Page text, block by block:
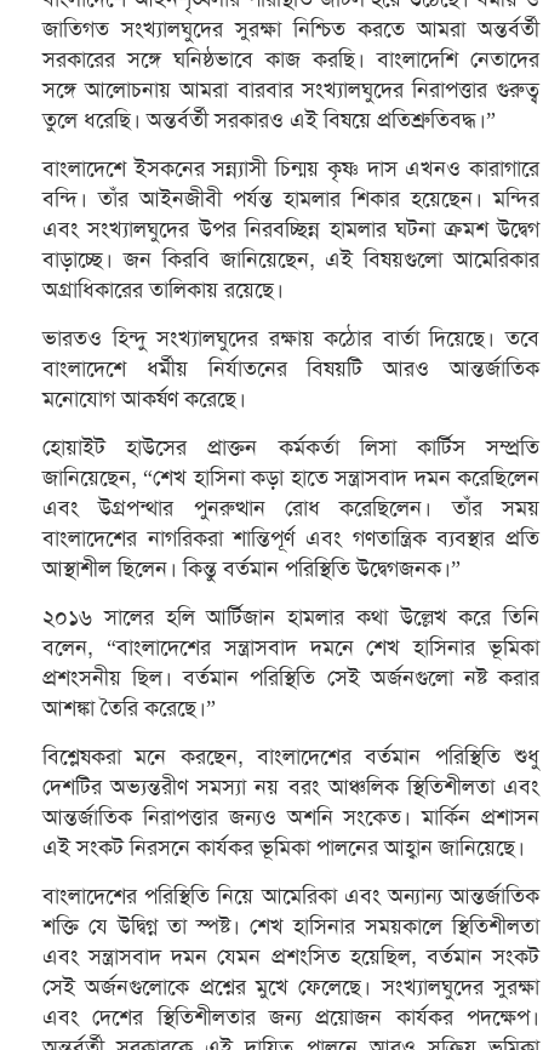
জাতিগত সংখ্যালঘুদের সুরক্ষা নিশ্চিত করতে আমরা অন্তর্বর্তী
সরকারের সঙ্গে ঘনিষ্ঠভাবে কাজ করছি। বাংলাদেশি নেতাদের
সঙ্গে আলোচনায় আমরা বারবার সংখ্যালঘুদের নিরাপত্তার গুরুত্ব
তুলে ধরেছি। অন্তর্বর্তী সরকারও এই বিষয়ে প্রতিশ্রুতিবদ্ধ।”
বাংলাদেশে ইসকনের সন্ন্যাসী চিন্ময় কৃষ্ণ দাস এখনও কারাগারে
বন্দি। তাঁর আইনজীবী পর্যন্ত হামলার শিকার হয়েছেন। মন্দির
এবং সংখ্যালঘুদের উপর নিরবচ্ছিন্ন হামলার ঘটনা ক্রমশ উদ্বেগ
বাড়াচ্ছে। জন কিরবি জানিয়েছেন, এই বিষয়গুলো আমেরিকার
অগ্রাধিকারের তালিকায় রয়েছে।
ভারতও হিন্দু সংখ্যালঘুদের রক্ষায় কঠোর বার্তা দিয়েছে। তবে
বাংলাদেশে ধর্মীয় নির্যাতনের বিষয়টি আরও আন্তর্জাতিক
মনোযোগ আকর্ষণ করেছে।
হোয়াইট হাউসের প্রাক্তন কর্মকর্তা লিসা কার্টিস সম্প্রতি
জানিয়েছেন, “শেখ হাসিনা কড়া হাতে সন্ত্রাসবাদ দমন করেছিলেন
এবং উগ্রপন্থার পুনরুত্থান রোধ করেছিলেন। তাঁর সময়
বাংলাদেশের নাগরিকরা শান্তিপূর্ণ এবং গণতান্ত্রিক ব্যবস্থার প্রতি
আস্থাশীল ছিলেন। কিন্তু বর্তমান পরিস্থিতি উদ্বেগজনক।”
২০১৬ সালের হলি আর্টিজান হামলার কথা উল্লেখ করে তিনি
বলেন, “বাংলাদেশের সন্ত্রাসবাদ দমনে শেখ হাসিনার ভূমিকা
প্রশংসনীয় ছিল। বর্তমান পরিস্থিতি সেই অর্জনগুলো নষ্ট করার
আশঙ্কা তৈরি করেছে।”
বিশ্লেষকরা মনে করছেন, বাংলাদেশের বর্তমান পরিস্থিতি শুধু
দেশটির অভ্যন্তরীণ সমস্যা নয় বরং আঞ্চলিক স্থিতিশীলতা এবং
আন্তর্জাতিক নিরাপত্তার জন্যও অশনি সংকেত। মার্কিন প্রশাসন
এই সংকট নিরসনে কার্যকর ভূমিকা পালনের আহ্বান জানিয়েছে।
বাংলাদেশের পরিস্থিতি নিয়ে আমেরিকা এবং অন্যান্য আন্তর্জাতিক
শক্তি যে উদ্বিগ্ন তা স্পষ্ট। শেখ হাসিনার সময়কালে স্থিতিশীলতা
এবং সন্ত্রাসবাদ দমন যেমন প্রশংসিত হয়েছিল, বর্তমান সংকট
সেই অর্জনগুলোকে প্রশ্নের মুখে ফেলেছে। সংখ্যালঘুদের সুরক্ষা
এবং দেশের স্থিতিশীলতার জন্য প্রয়োজন কার্যকর পদক্ষেপ।